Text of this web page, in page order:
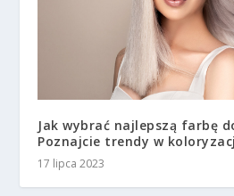
Jak wybrać najlepszą farbę
Poznajcie trendy w
17 lipca 2023